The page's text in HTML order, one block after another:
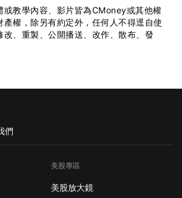
或教學內容、影片皆為CMoney或其他權
產權，除另有約定外，任何人不得逕自使
改、重製、公開播送、改作、散布、發
們
美股專區
美股放大鏡